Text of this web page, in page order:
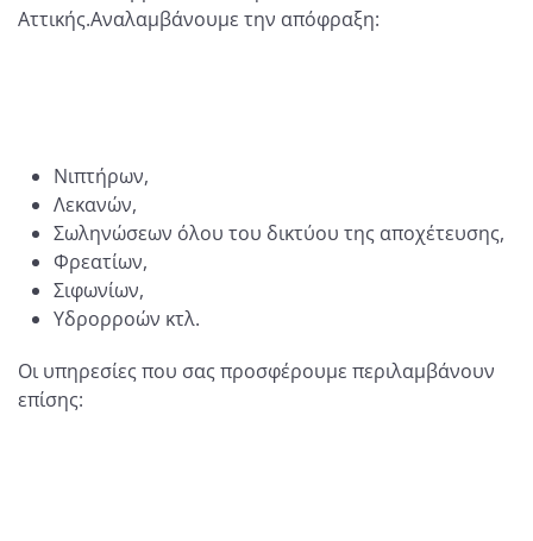
Αττικής.Αναλαμβάνουμε την απόφραξη:
Νιπτήρων,
Λεκανών,
Σωληνώσεων όλου του δικτύου της αποχέτευσης,
Φρεατίων,
Σιφωνίων,
Υδρορροών κτλ.
Οι υπηρεσίες που σας προσφέρουμε περιλαμβάνουν
επίσης: